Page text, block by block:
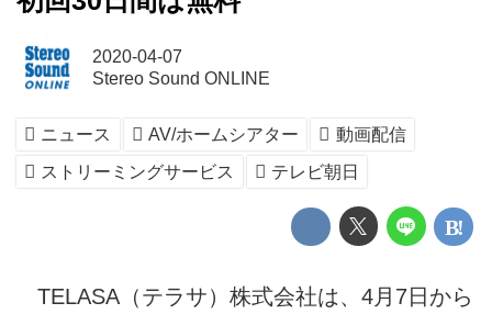
2020-04-07
Stereo Sound ONLINE
ニュース AV/ホームシアター
動画配信
ストリーミングサービス
テレビ朝日
TELASA（テラサ）株式会社は、4月7日から